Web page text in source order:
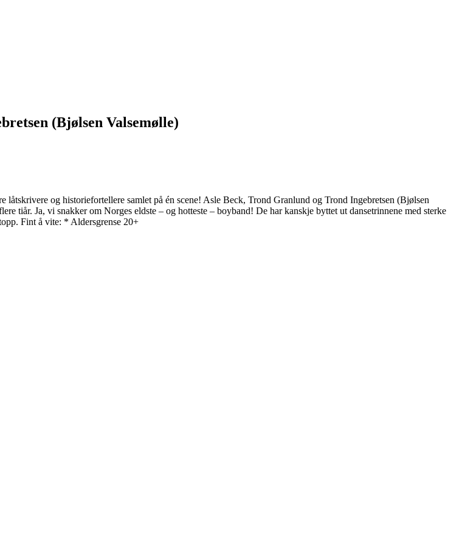
(Bjølsen Valsemølle)
og historiefortellere samlet på én scene! Asle Beck, Trond Granlund og Trond Ingebretsen (Bjølsen
tiår. Ja, vi snakker om Norges eldste – og hotteste – boyband! De har kanskje byttet ut dansetrinnene med sterke
Fint å vite: * Aldersgrense 20+